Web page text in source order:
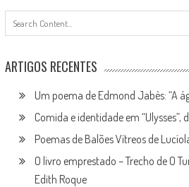
ARTIGOS RECENTES
Um poema de Edmond Jabès: “A
Comida e identidade em “Ulysses”,
Poemas de Balões Vítreos de
O livro emprestado – Trecho de O
Edith Roque